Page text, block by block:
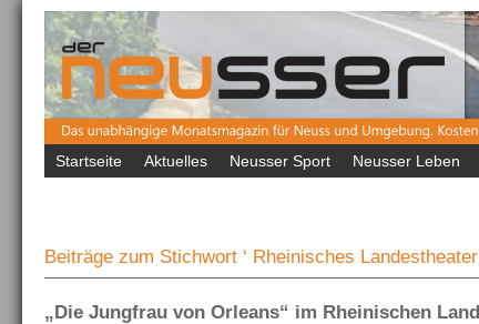
Startseite Aktuelles Neusser Sport Neusser Leben
Beiträge zum Stichwort ‘ Rheinisches Landestheater
„Die Jungfrau von Orleans“ im Rheinischen